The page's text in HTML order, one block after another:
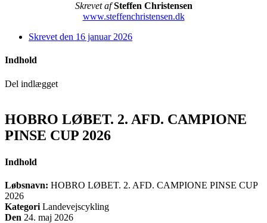
Skrevet afSteffen Christensen
www.steffenchristensen.dk
Skrevet den 16 januar 2026
Indhold
Del indlægget
HOBRO LØBET. 2. AFD. CAMPIONE
PINSE CUP 2026
Indhold
Løbsnavn: HOBRO LØBET. 2. AFD. CAMPIONE PINSE CUP
2026
Kategori Landevejscykling
Den 24. maj 2026